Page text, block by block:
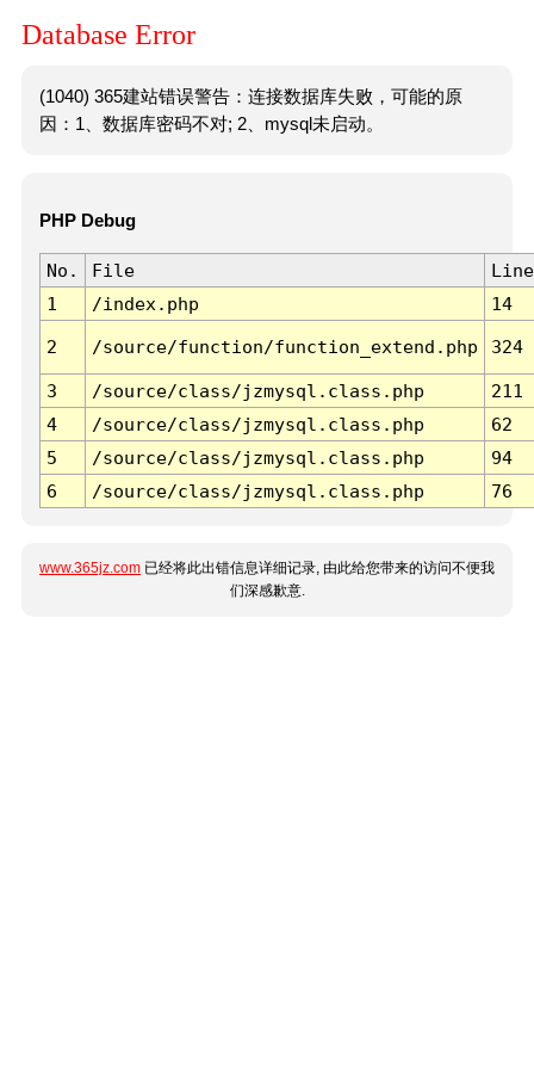
Database Error
(1040) 365建站错误警告：连接数据库失败，可能的原
因：1、数据库密码不对; 2、mysql未启动。
PHP Debug
No. File
Line
1
/index.php 14
2 /source/function/function_extend.php 324
3 /source/class/jzmysql.class.php
211
4
/source/class/jzmysql.class.php
62
5
/source/class/jzmysql.class.php
94
6
/source/class/jzmysql.class.php 76
www.365jz.com 已经将此出错信息详细记录, 由此给您带来的访问不便我
们深感歉意.